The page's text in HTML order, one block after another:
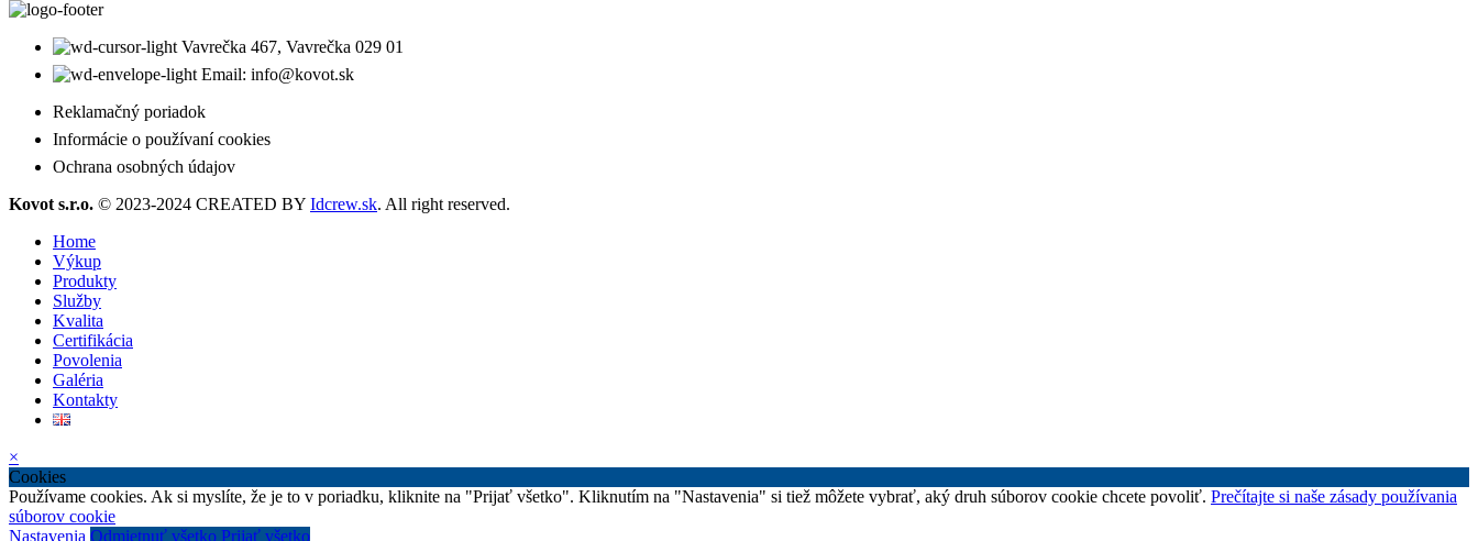
Vavrečka 467, Vavrečka 029 01
Email: info@kovot.sk
Reklamačný poriadok
Informácie o používaní cookies
Ochrana osobných údajov
Kovot s.r.o. © 2023-2024 CREATED BY Idcrew.sk. All right reserved.
Home
Výkup
Produkty
Služby
Kvalita
Certifikácia
Povolenia
Galéria
Kontakty
×
Cookies
Používame cookies. Ak si myslíte, že je to v poriadku, kliknite na "Prijať všetko". Kliknutím na "Nastavenia" si tiež môžete vybrať, aký druh súborov cookie chcete povoliť. Prečítajte si naše zásady používania
súborov cookie
Nastavenia Odmietnuť všetko Prijať všetko